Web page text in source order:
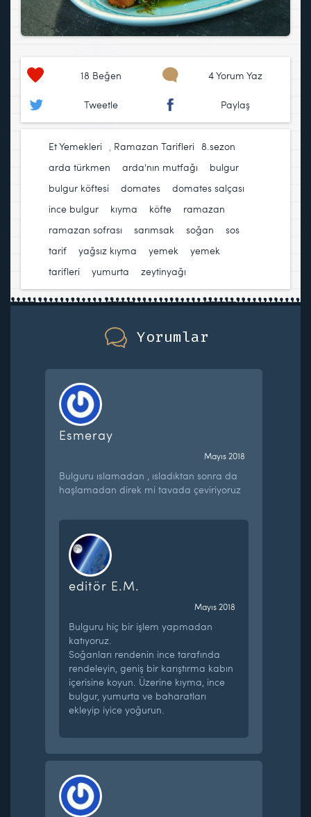
18 Beğen 4 Yorum Yaz
Tweetle Paylaş
Et Yemekleri , Ramazan Tarifleri 8.sezon
arda türkmen
arda'nın mutfağı bulgur
bulgur köftesi
domates domates salçası
ince bulgur
kıyma köfte ramazan
ramazan sofrası
sarımsak soğan sos
tarif
yağsız kıyma yemek
yemek
tarifleri
yumurta zeytinyağı
Yorumlar
Esmeray
Mayıs 2018
Bulguru ıslamadan , ısladıktan sonra da
haşlamadan direk mi tavada çeviriyoruz
editör E.M.
Mayıs 2018
Bulguru hiç bir işlem yapmadan
katıyoruz.
Soğanları rendenin ince tarafında
rendeleyin, geniş bir karıştırma kabın
içerisine koyun. Üzerine kıyma, ince
bulgur, yumurta ve baharatları
ekleyip iyice yoğurun.